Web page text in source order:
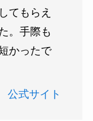
てもらえ
。手際も
かったで
公式サイト